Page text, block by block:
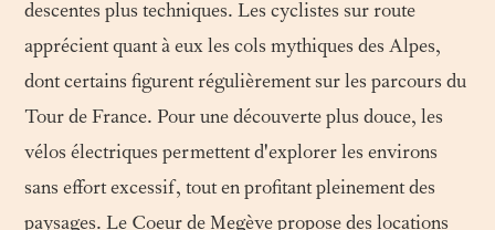
descentes plus techniques. Les cyclistes sur route
apprécient quant à eux les cols mythiques des Alpes,
dont certains figurent régulièrement sur les parcours du
Tour de France. Pour une découverte plus douce, les
vélos électriques permettent d'explorer les environs
sans effort excessif, tout en profitant pleinement des
paysages. Le Coeur de Megève propose des locations